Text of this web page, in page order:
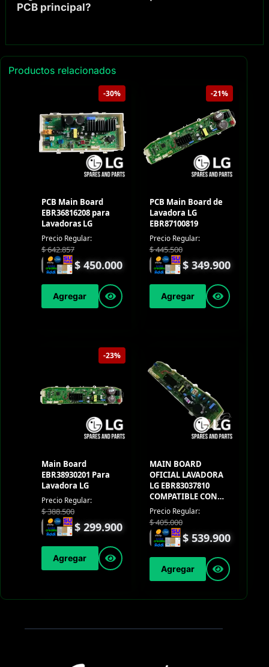
PCB principal?
Productos relacionados
-30%
PCB Main Board
EBR36816208 para
Lavadoras LG
Precio Regular:
$642.857
$ 450.000
Agregar
-21%
PCB Main Board de
Lavadora LG
EBR87100819
Precio Regular:
$445.500
$ 349.900
Agregar
-23%
Main Board
EBR38930201 Para
Lavadora LG
Precio Regular:
$388.500
$ 299.900
Agregar
MAIN BOARD
OFICIAL LAVADORA
LG EBR83037810
COMPATIBLE CON
WT17DSB
Precio Regular:
$405.000
$ 539.900
Agregar